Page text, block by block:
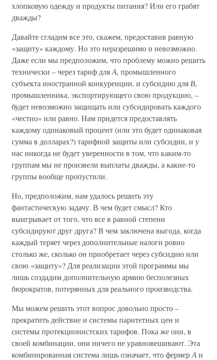
хлопковую одежду и продукты питания? Или его грабят
дважды?
Давайте сгладим все это, скажем, предоставив равную
«защиту» каждому. Но это неразрешимо и невозможно.
Даже если мы предположим, что проблему можно решить
технически – через тариф дляА, промышленного
субъекта иностранной конкуренции, и субсидию для В,
промышленника, экспортирующего свою продукцию, –
будет невозможно защищать или субсидировать каждого
«честно» или равно. Нам придется предоставлять
каждому одинаковый процент (или это будет одинаковая
сумма в долларах?) тарифной защиты или субсидии, и у
нас никогда не будет уверенности в том, что каким-то
группам мы не произвели выплаты дважды, а какие-то
группы вообще пропустили.
Но, предположим, нам удалось решить эту
фантастическую задачу. В чем будет смысл? Кто
выигрывает от того, что все в равной степени
субсидируют друг друга? В чем заключена выгода, когда
каждый теряет через дополнительные налоги ровно
столько же, сколько он приобретает через субсидию или
свою «защиту»? Для реализации этой программы мы
лишь создадим дополнительную армию бесполезных
бюрократов, потерянных для реального производства.
Мы можем решить этот вопрос довольно просто –
прекратить действие и системы паритетных цен и
системы протекционистских тарифов. Пока же они, в
своей комбинации, они ничего не уравновешивают. Эта
комбинированная система лишь означает, что фермерА и